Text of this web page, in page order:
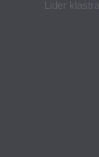
Lider